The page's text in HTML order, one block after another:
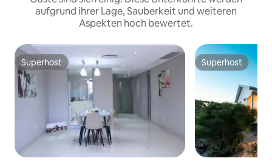
aufgrund ihrer Lage, Sauberkeit und weiteren
Aspekten hoch bewertet.
Superhost
Superhost Superhost
Superhost